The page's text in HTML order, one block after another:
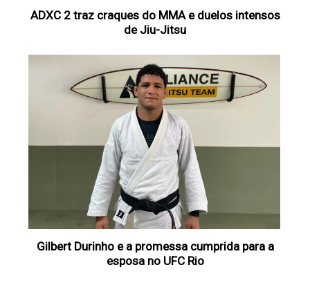
ADXC 2 traz craques do MMA e duelos intensos
de Jiu-Jitsu
Gilbert Durinho e a promessa cumprida para a
esposa no UFC Rio